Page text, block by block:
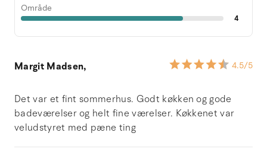
Område
4
Margit Madsen, 4.5/5
Det var et fint sommerhus. Godt køkken og gode
badeværelser og helt fine værelser. Køkkenet var
veludstyret med pæne ting